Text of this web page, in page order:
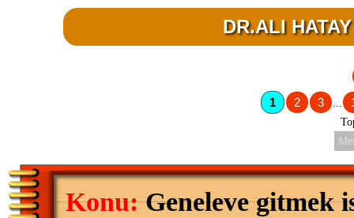
DR.ALI
1 2 3 ...
Konu:Geneleve gitmek